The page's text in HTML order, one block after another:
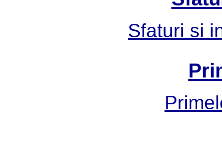
Sfaturi si